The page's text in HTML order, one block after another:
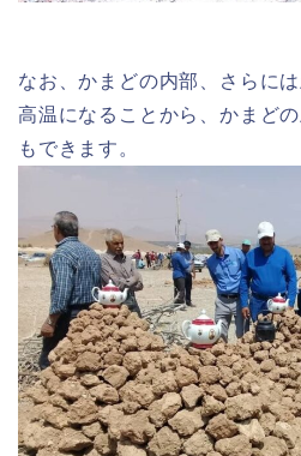
なお、かまどの内部、さらに
高温になることから、かまど
もできます。